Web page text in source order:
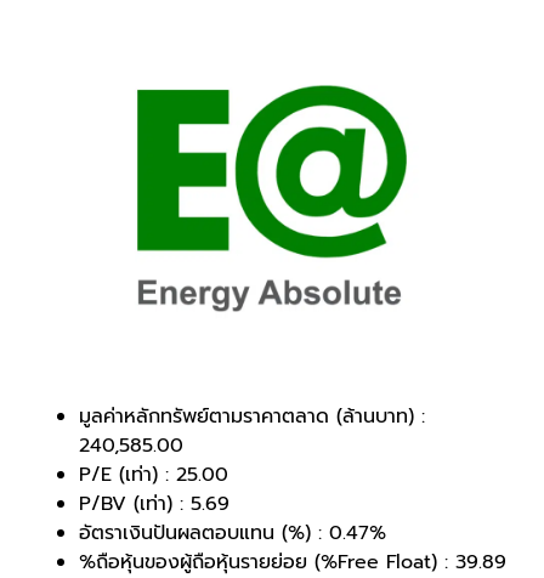
มูลค่าหลักทรัพย์ตามราคาตลาด (ล้านบาท) :
240,585.00
P/E (เท่า) : 25.00
P/BV (เท่า) : 5.69
อัตราเงินปันผลตอบแทน (%) : 0.47%
%ถือหุ้นของผู้ถือหุ้นรายย่อย (%Free Float) : 39.89